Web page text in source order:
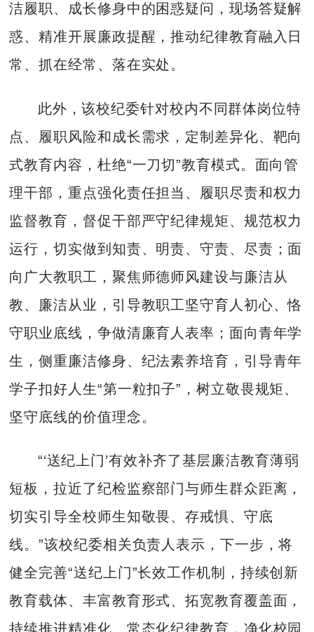
洁履职、成长修身中的困惑疑问，现场答疑解
惑、精准开展廉政提醒，推动纪律教育融入日
常、抓在经常、落在实处。
此外，该校纪委针对校内不同群体岗位特
点、履职风险和成长需求，定制差异化、靶向
式教育内容，杜绝“一刀切”教育模式。面向管
理干部，重点强化责任担当、履职尽责和权力
监督教育，督促干部严守纪律规矩、规范权力
运行，切实做到知责、明责、守责、尽责；面
向广大教职工，聚焦师德师风建设与廉洁从
教、廉洁从业，引导教职工坚守育人初心、恪
守职业底线，争做清廉育人表率；面向青年学
生，侧重廉洁修身、纪法素养培育，引导青年
学子扣好人生“第一粒扣子”，树立敬畏规矩、
坚守底线的价值理念。
“‘送纪上门’有效补齐了基层廉洁教育薄弱
短板，拉近了纪检监察部门与师生群众距离，
切实引导全校师生知敬畏、存戒惧、守底
线。”该校纪委相关负责人表示，下一步，将
健全完善“送纪上门”长效工作机制，持续创新
教育载体、丰富教育形式、拓宽教育覆盖面，
持续推进精准化、常态化纪律教育，净化校园